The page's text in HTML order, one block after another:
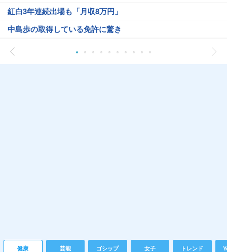
紅白3年連続出場も「月収8万円」
中島歩の取得している免許に驚き
健康 芸能 ゴシップ 女子 トレンド